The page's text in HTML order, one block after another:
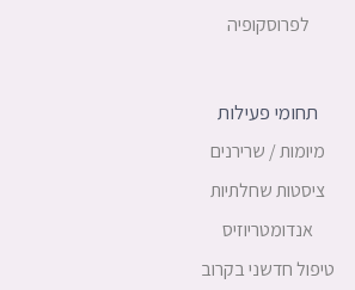
תחומי פעילות
מיומות / שרירנים
ציסטות שחלתיות
אנדומטריוזיס
טיפול חדשני בקרוב
לפרוסקופיה